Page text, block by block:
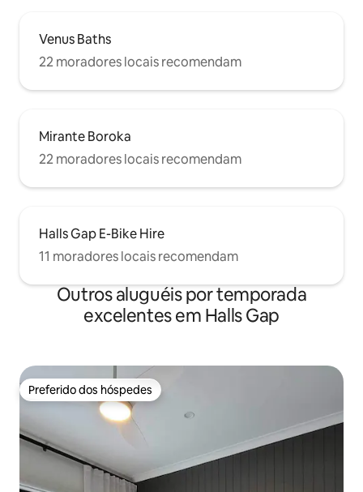
Venus Baths
22 moradores locais recomendam
Mirante Boroka
22 moradores locais recomendam
Halls Gap E-Bike Hire
11 moradores locais recomendam
Outros aluguéis por temporada
excelentes em Halls Gap
Preferido dos hóspedes
Preferido dos hóspedes